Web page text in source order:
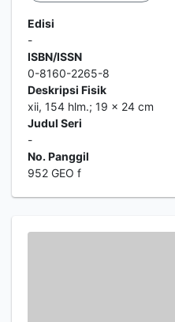
Edisi
-
ISBN/ISSN
0-8160-2265-8
Deskripsi Fisik
xii, 154 hlm.; 19 x 24 cm
Judul Seri
-
No. Panggil
952 GEO f